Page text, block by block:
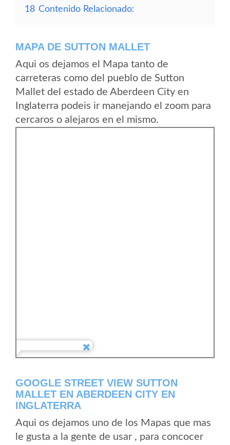
18 Contenido Relacionado:
MAPA DE SUTTON MALLET
Aqui os dejamos el Mapa tanto de
carreteras como del pueblo de Sutton
Mallet del estado de Aberdeen City en
Inglaterra podeis ir manejando el zoom para
cercaros o alejaros en el mismo.
GOOGLE STREET VIEW SUTTON
MALLET EN ABERDEEN CITY EN
INGLATERRA
Aqui os dejamos uno de los Mapas que mas
le gusta a la gente de usar , para concocer